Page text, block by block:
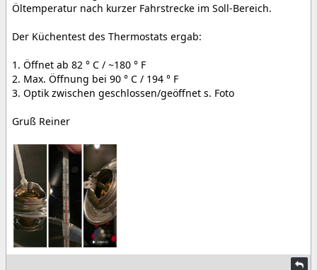
Öltemperatur nach kurzer Fahrstrecke im Soll-Bereich.
Der Küchentest des Thermostats ergab:
1. Öffnet ab 82 ° C / ~180 ° F
2. Max. Öffnung bei 90 ° C / 194 ° F
3. Optik zwischen geschlossen/geöffnet s. Foto
Gruß Reiner